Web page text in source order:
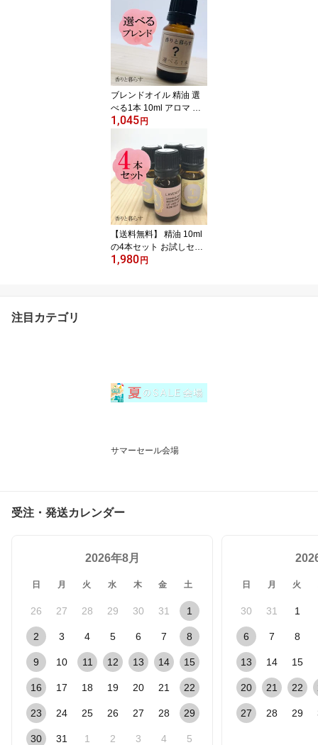
マオイル ギフト 花 種 ハ
ーブ 乾燥 スプレー マッ
サージオイル 香水 芳香
剤 柔軟剤 入浴剤 お香 虫
除け サシエ バスソルト
アロマキャンドル 睡眠
ポプリ ピローミスト な
どに
ブレンドオイル 精油 選
べる1本 10ml アロマ 香
り エッセンシャルオイル
ト 真正 花 種 ハーブ 乾燥
スプレー マッサージオイ
ル 香水 芳香剤 柔軟剤 入
浴剤 お香 虫除け サシエ
バスソルト アロマキャン
ドル 睡眠 ポプリ ピロー
ミスト などに
1,045円
【送料無料】 精油 10ml
の4本セット お試しセッ
ト アロマ 香り エッセン
1,980円
注目カテゴリ
サマーセール会場
受注・発送カレンダー
2026年8月
日 月 火 水 木 金 土
26 27 28 29 30 31 1
2 3 4 5 6 7 8
9 10 11 12 13 14 15
16 17 18 19 20 21 22
23 24 25 26 27 28 29
30 31 1 2 3 4 5
日 月 火
30 31 1
6 7 8
13 14 15
20 21 22
27 28 29